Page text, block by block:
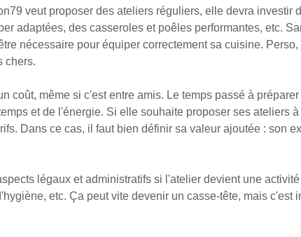
veut proposer des ateliers réguliers, elle devra investir
adaptées, des casseroles et poêles performantes, etc.
nécessaire pour équiper correctement sa cuisine.
chers.
coût, même si c'est entre amis. Le temps passé à
et de l'énergie. Si elle souhaite proposer ses ateliers
Dans ce cas, il faut bien définir sa valeur ajoutée : son
légaux et administratifs si l'atelier devient une
etc. Ça peut vite devenir un casse-tête, mais c'est